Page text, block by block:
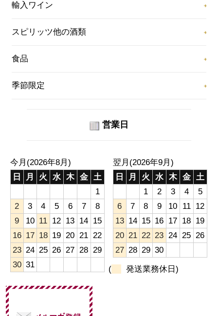
輸入ワイン
スピリッツ他の酒類
食品
季節限定
営業日
今月(2026年8月)
日
月 火 水 木 金 土
1
2
3 4 5 6 7
8
9
10 11 12 13 14 15
16 17 18 19 20 21 22
23 24 25 26 27 28 29
30 31
翌月(2026年9月)
日
月 火 水 木 金
土
1
2 3 4
5
6
7 8 9 10 11
12
13 14 15 16 17 18 19
20 21 22 23 24 25 26
27 28 29 30
( 発送業務休日)